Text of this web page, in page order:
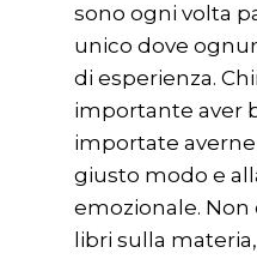
sono ogni volta
unico dove
di esperienza.
importante aver
importate
giusto modo e
emozionale.
libri sulla